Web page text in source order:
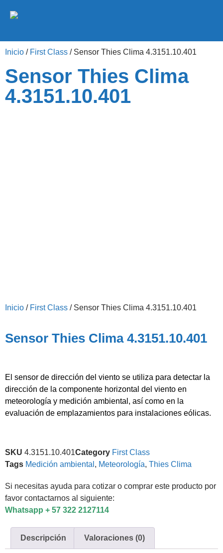
Inicio / First Class / Sensor Thies Clima 4.3151.10.401
Sensor Thies Clima
4.3151.10.401
Inicio / First Class / Sensor Thies Clima 4.3151.10.401
Sensor Thies Clima 4.3151.10.401
El sensor de dirección del viento se utiliza para detectar la
dirección de la componente horizontal del viento en
meteorología y medición ambiental, así como en la
evaluación de emplazamientos para instalaciones eólicas.
SKU 4.3151.10.401Category First Class
Tags Medición ambiental , Meteorología, Thies Clima
Si necesitas ayuda para cotizar o comprar este producto por
favor contactarnos al siguiente:
Whatsapp + 57 322 2127114
Descripción Valoraciones (0)